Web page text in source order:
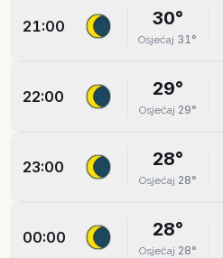
21:00 30°
Osjećaj 31°
22:00 29°
Osjećaj 29°
23:00 28°
Osjećaj 28°
00:00 28°
Osjećaj 28°